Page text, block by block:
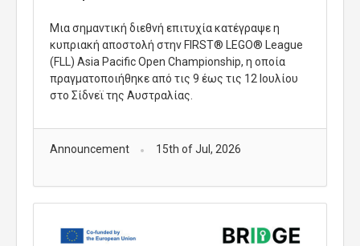
Μια σημαντική διεθνή επιτυχία κατέγραψε η
κυπριακή αποστολή στην FIRST® LEGO® League
(FLL) Asia Pacific Open Championship, η οποία
πραγματοποιήθηκε από τις 9 έως τις 12 Ιουλίου
στο Σίδνεϊ της Αυστραλίας.
Announcement 15th of Jul, 2026